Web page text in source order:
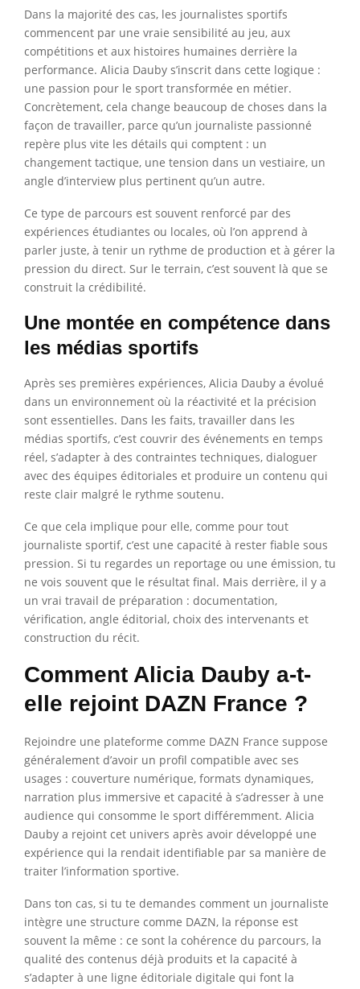
Dans la majorité des cas, les journalistes sportifs
commencent par une vraie sensibilité au jeu, aux
compétitions et aux histoires humaines derrière la
performance. Alicia Dauby s’inscrit dans cette logique :
une passion pour le sport transformée en métier.
Concrètement, cela change beaucoup de choses dans la
façon de travailler, parce qu’un journaliste passionné
repère plus vite les détails qui comptent : un
changement tactique, une tension dans un vestiaire, un
angle d’interview plus pertinent qu’un autre.
Ce type de parcours est souvent renforcé par des
expériences étudiantes ou locales, où l’on apprend à
parler juste, à tenir un rythme de production et à gérer la
pression du direct. Sur le terrain, c’est souvent là que se
construit la crédibilité.
Une montée en compétence dans
les médias sportifs
Après ses premières expériences, Alicia Dauby a évolué
dans un environnement où la réactivité et la précision
sont essentielles. Dans les faits, travailler dans les
médias sportifs, c’est couvrir des événements en temps
réel, s’adapter à des contraintes techniques, dialoguer
avec des équipes éditoriales et produire un contenu qui
reste clair malgré le rythme soutenu.
Ce que cela implique pour elle, comme pour tout
journaliste sportif, c’est une capacité à rester fiable sous
pression. Si tu regardes un reportage ou une émission, tu
ne vois souvent que le résultat final. Mais derrière, il y a
un vrai travail de préparation : documentation,
vérification, angle éditorial, choix des intervenants et
construction du récit.
Comment Alicia Dauby a-t-
elle rejoint DAZN France ?
Rejoindre une plateforme comme DAZN France suppose
généralement d’avoir un profil compatible avec ses
usages : couverture numérique, formats dynamiques,
narration plus immersive et capacité à s’adresser à une
audience qui consomme le sport différemment. Alicia
Dauby a rejoint cet univers après avoir développé une
expérience qui la rendait identifiable par sa manière de
traiter l’information sportive.
Dans ton cas, si tu te demandes comment un journaliste
intègre une structure comme DAZN, la réponse est
souvent la même : ce sont la cohérence du parcours, la
qualité des contenus déjà produits et la capacité à
s’adapter à une ligne éditoriale digitale qui font la